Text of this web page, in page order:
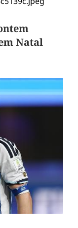
Natal